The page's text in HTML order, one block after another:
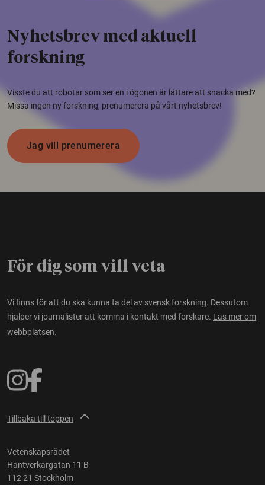
Nyhetsbrev med aktuell
forskning
Visste du att robotar som ser en i ögonen är lättare att snacka med?
Missa ingen ny forskning, prenumerera på vårt nyhetsbrev!
Jag vill prenumerera
För dig som vill veta
Vi finns för att du ska kunna ta del av svensk forskning. Dessutom
hjälper vi journalister att komma i kontakt med forskare. Läs mer om
webbplatsen.
Tillbaka till toppen
Vetenskapsrådet
Hantverkargatan 11 B
112 21 Stockholm